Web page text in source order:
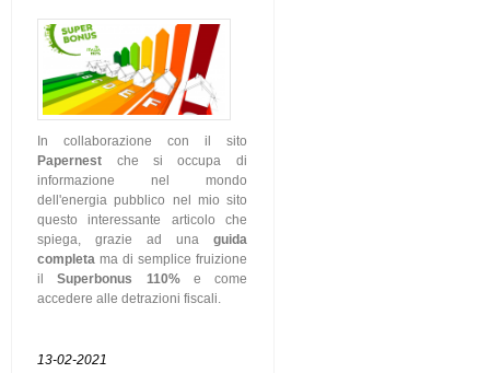
In collaborazione con il sito
Papernest che si occupa di
informazione nel mondo
dell'energia pubblico nel mio sito
questo interessante articolo che
spiega, grazie ad una guida
completa ma di semplice fruizione
ilSuperbonus 110%e come
accedere alle detrazioni fiscali.
13-02-2021